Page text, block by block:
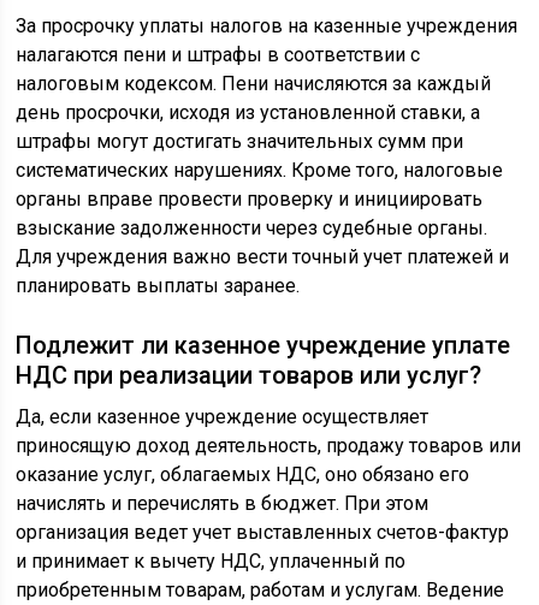
За просрочку уплаты налогов на казенные учреждения
налагаются пени и штрафы в соответствии с
налоговым кодексом. Пени начисляются за каждый
день просрочки, исходя из установленной ставки, а
штрафы могут достигать значительных сумм при
систематических нарушениях. Кроме того, налоговые
органы вправе провести проверку и инициировать
взыскание задолженности через судебные органы.
Для учреждения важно вести точный учет платежей и
планировать выплаты заранее.
Подлежит ли казенное учреждение уплате
НДС при реализации товаров или услуг?
Да, если казенное учреждение осуществляет
приносящую доход деятельность, продажу товаров или
оказание услуг, облагаемых НДС, оно обязано его
начислять и перечислять в бюджет. При этом
организация ведет учет выставленных счетов-фактур
и принимает к вычету НДС, уплаченный по
приобретенным товарам, работам и услугам. Ведение